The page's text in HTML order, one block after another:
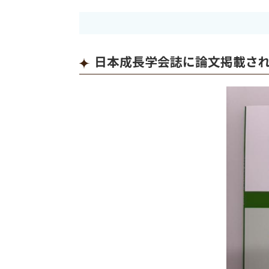
日本成長学会誌に論文掲載さ